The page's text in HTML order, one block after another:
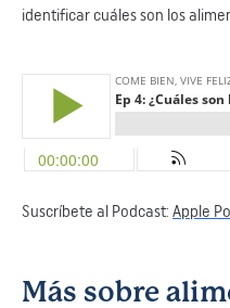
identificar cuáles son los
Suscríbete al Podcast: Apple
Más sobre